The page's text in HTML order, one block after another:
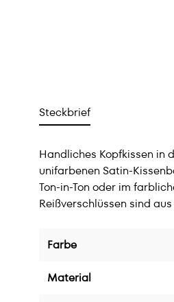
Steckbrief
Handliches Kopfkissen in
unifarbenen Satin-
Ton-in-Ton oder im
Reißverschlüssen sind
Farbe
Material